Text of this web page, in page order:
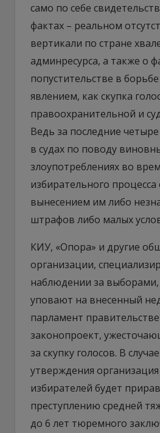
само по себе
фактах – реальном
вертикали по стране
админресурса, а также о
попустительстве в
явлением, как скупка
правоохранительной и
Ведь за последние
в судах по поводу
злоупотреблениях во
избирательного
вынесением им либо
штрафов либо малых
КИУ, «Опора» и другие
организации,
наблюдении за выборами,
уповают на внесенный
парламент
законопроект,
за скупку голосов. В
утверждения
избирателей будет
преступлению средней
до 6 лет тюремного